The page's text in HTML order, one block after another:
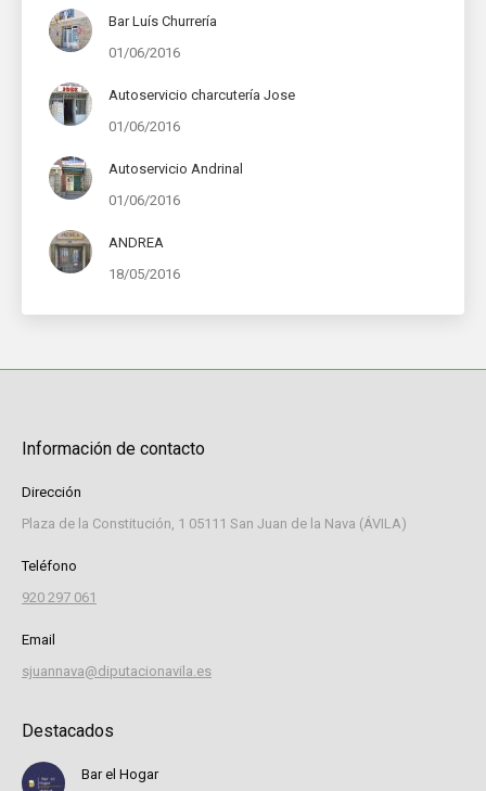
Bar Luís Churrería
01/06/2016
Autoservicio charcutería Jose
01/06/2016
Autoservicio Andrinal
01/06/2016
ANDREA
18/05/2016
Información de contacto
Dirección
Plaza de la Constitución, 1 05111 San Juan de la Nava (ÁVILA)
Teléfono
920 297 061
Email
sjuannava@diputacionavila.es
Destacados
Bar el Hogar